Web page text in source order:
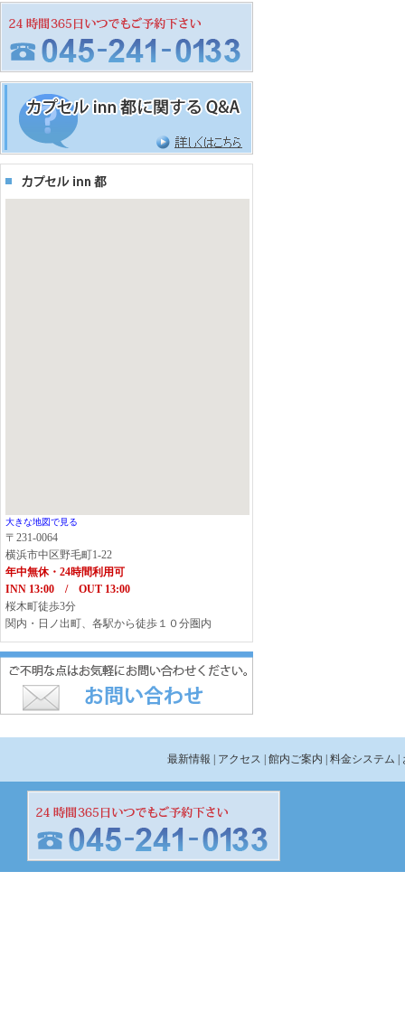
大きな地図で見る
〒231-0064
横浜市中区野毛町1-22
年中無休・24時間利用可
INN 13:00 / OUT 13:00
桜木町徒歩3分
関内・日ノ出町、各駅から徒歩１０分圏内
最新情報 | アクセス | 館内ご案内 | 料金システム